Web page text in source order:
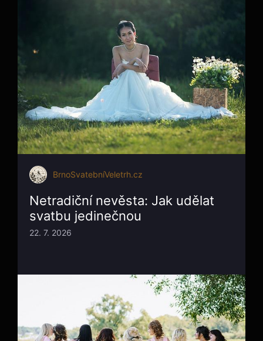
BrnoSvatebníVeletrh.cz
Netradiční nevěsta: Jak udělat
svatbu jedinečnou
22. 7. 2026